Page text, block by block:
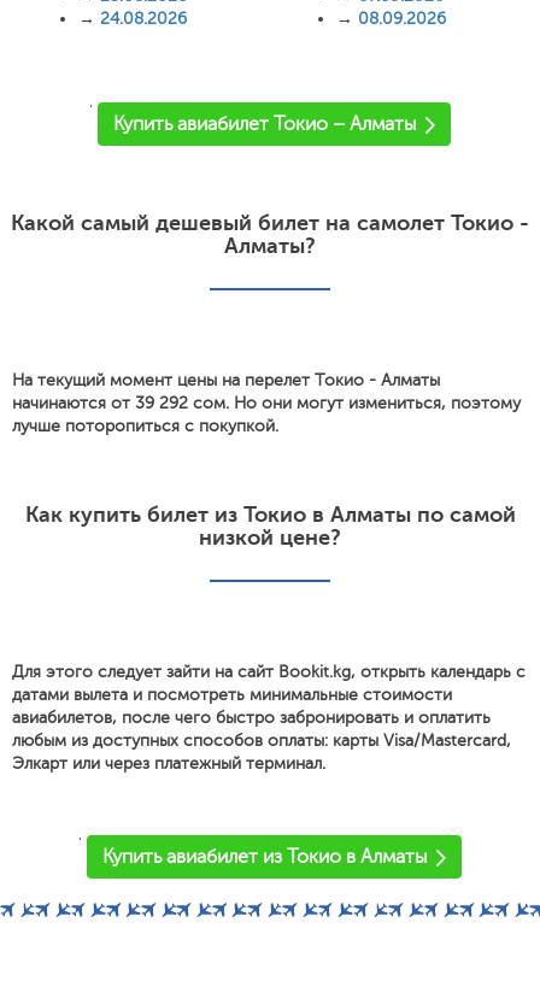
→ 24.08.2026
→ 08.09.2026
'
Купить авиабилет Токио – Алматы
Какой самый дешевый билет на самолет Токио -
Алматы?
На текущий момент цены на перелет Токио - Алматы
начинаются от 39 292 сом. Но они могут измениться, поэтому
лучше поторопиться с покупкой.
Как купить билет из Токио в Алматы по самой
низкой цене?
Для этого следует зайти на сайт Bookit.kg, открыть календарь с
датами вылета и посмотреть минимальные стоимости
авиабилетов, после чего быстро забронировать и оплатить
любым из доступных способов оплаты: карты Visa/Mastercard,
Элкарт или через платежный терминал.
'
Купить авиабилет из Токио в Алматы